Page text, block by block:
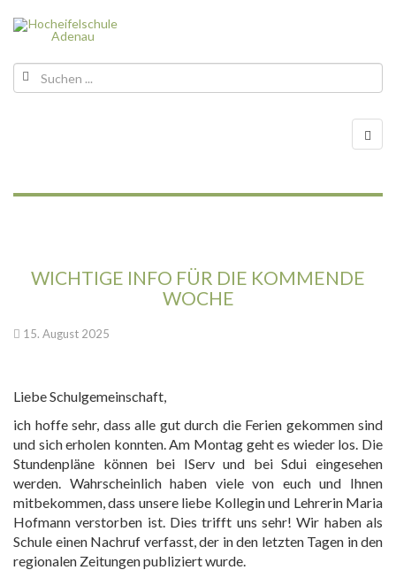
WICHTIGE INFO FÜR DIE KOMMENDE
WOCHE
15. August 2025
Liebe Schulgemeinschaft,
ich hoffe sehr, dass alle gut durch die Ferien gekommen sind
und sich erholen konnten. Am Montag geht es wieder los. Die
Stundenpläne können bei IServ und bei Sdui eingesehen
werden. Wahrscheinlich haben viele von euch und Ihnen
mitbekommen, dass unsere liebe Kollegin und Lehrerin Maria
Hofmann verstorben ist. Dies trifft uns sehr! Wir haben als
Schule einen Nachruf verfasst, der in den letzten Tagen in den
regionalen Zeitungen publiziert wurde.